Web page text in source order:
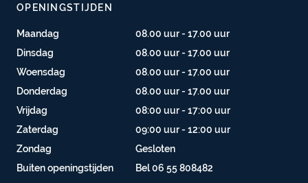
OPENINGSTIJDEN
Maandag
08.00 uur - 17.00 uur
Dinsdag
08.00 uur - 17.00 uur
Woensdag
08.00 uur - 17.00 uur
Donderdag
08.00 uur - 17.00 uur
Vrijdag
08:00 uur - 17:00 uur
Zaterdag
09:00 uur - 12:00 uur
Zondag
Gesloten
Buiten openingstijden
Bel 06 55 808482